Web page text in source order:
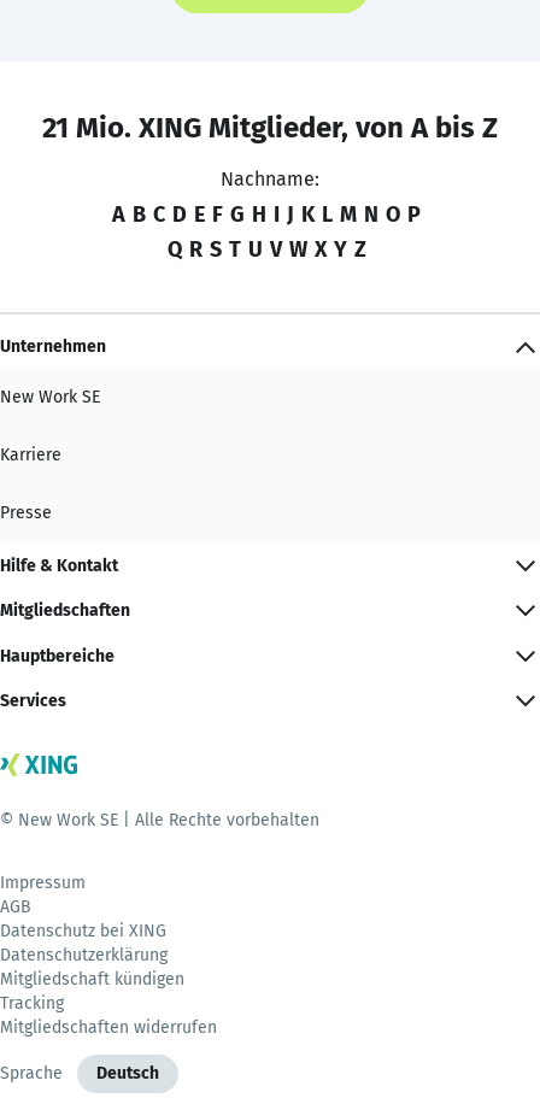
21 Mio. XING Mitglieder, von A bis Z
Nachname:
A B C D E F G H I J K L M N O P
Q R S T U V W X Y Z
Unternehmen
New Work SE
Karriere
Presse
Hilfe & Kontakt
Mitgliedschaften
Hauptbereiche
Services
© New Work SE | Alle Rechte vorbehalten
Impressum
AGB
Datenschutz bei XING
Datenschutzerklärung
Mitgliedschaft kündigen
Tracking
Mitgliedschaften widerrufen
Sprache Deutsch